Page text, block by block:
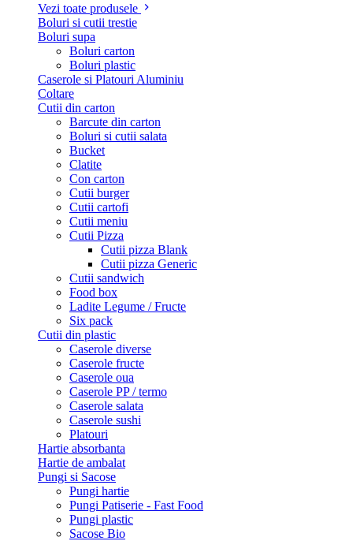
Vezi toate produsele
Boluri si cutii trestie
Boluri supa
Boluri carton
Boluri plastic
Caserole si Platouri Aluminiu
Coltare
Cutii din carton
Barcute din carton
Boluri si cutii salata
Bucket
Clatite
Con carton
Cutii burger
Cutii cartofi
Cutii meniu
Cutii Pizza
Cutii pizza Blank
Cutii pizza Generic
Cutii sandwich
Food box
Ladite Legume / Fructe
Six pack
Cutii din plastic
Caserole diverse
Caserole fructe
Caserole oua
Caserole PP / termo
Caserole salata
Caserole sushi
Platouri
Hartie absorbanta
Hartie de ambalat
Pungi si Sacose
Pungi hartie
Pungi Patiserie - Fast Food
Pungi plastic
Sacose Bio